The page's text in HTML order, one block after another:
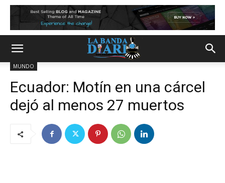
MUNDO
Ecuador: Motín en una cárcel
dejó al menos 27 muertos